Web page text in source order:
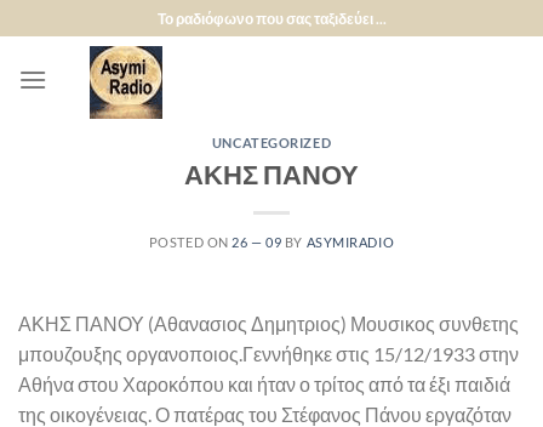
στο
περιεχόμενο
Το ραδιόφωνο που σας ταξιδεύει ...
UNCATEGORIZED
ΑΚΗΣ ΠΑΝΟΥ
POSTED ON 26 — 09 BY ASYMIRADIO
ΑΚΗΣ ΠΑΝΟΥ (Αθανασιος Δημητριος) Μουσικος συνθετης
μπουζουξης οργανοποιος.Γεννήθηκε στις 15/12/1933 στην
Αθήνα στου Χαροκόπου και ήταν ο τρίτος από τα έξι παιδιά
της οικογένειας. Ο πατέρας του Στέφανος Πάνου εργαζόταν